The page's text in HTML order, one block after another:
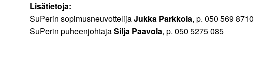
Lisätietoja:
SuPerin sopimusneuvottelijaJukka Parkkola, p. 050 569 8710
SuPerin puheenjohtajaSilja Paavola, p. 050 5275 085